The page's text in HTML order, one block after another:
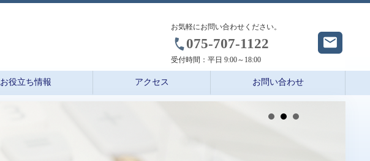
お気軽にお問い合わせください。
075-707-1122
受付時間： 平日 9:00～18:00
お役立ち情報 アクセス お問い合わせ